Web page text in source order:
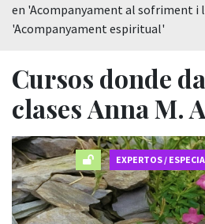
en 'Acompanyament al sofriment i
'Acompanyament espiritual'
Cursos donde da
clases Anna M.
EXPERTOS /